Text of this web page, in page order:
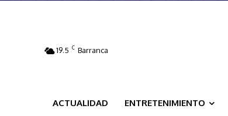
19.5 C Barranca
ACTUALIDAD ENTRETENIMIENTO